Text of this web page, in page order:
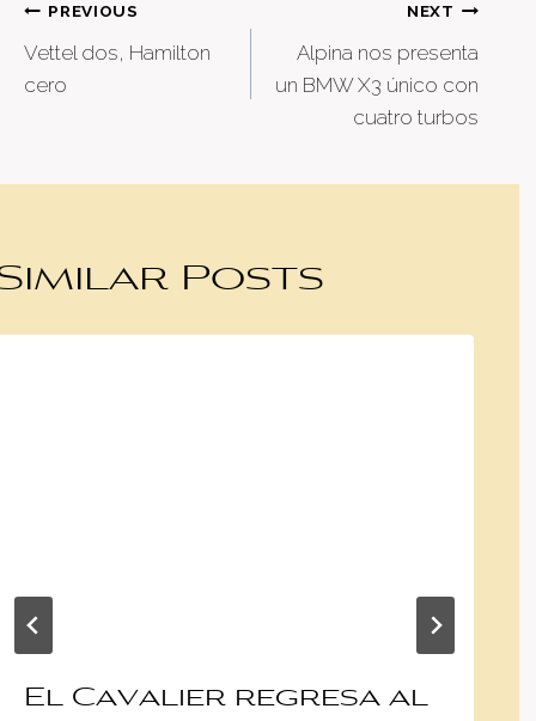
Post
navigation
PREVIOUS
Vettel dos, Hamilton
cero
NEXT
Alpina nos presenta
un BMW X3 único con
cuatro turbos
Posts
El Cavalier regresa al